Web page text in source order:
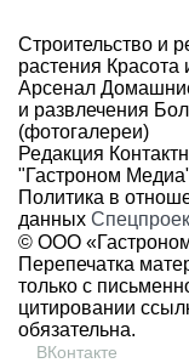
Строительство и
растения Красота
Арсенал
и развлечения
(фотогалереи)
Редакция
"Гастроном
Политика в
данных
© ООО
Перепечатка
только с
цитировании
обязательна.
ВКонтакте